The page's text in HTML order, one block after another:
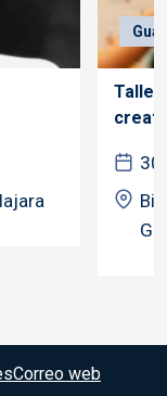
Taller
Correo web